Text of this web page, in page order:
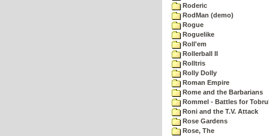
Roderic
RodMan (demo)
Rogue
Roguelike
Roll'em
Rollerball II
Rolltris
Rolly Dolly
Roman Empire
Rome and the Barbarians
Rommel - Battles for
Roni and the T.V. Attack
Rose Gardens
Rose, The